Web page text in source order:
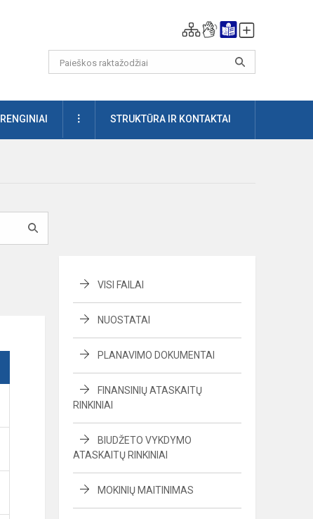
RENGINIAI DAUGIAUSTRUKTŪRA IR KONTAKTAI
VISI FAILAI
NUOSTATAI
PLANAVIMO DOKUMENTAI
FINANSINIŲ ATASKAITŲ
RINKINIAI
BIUDŽETO VYKDYMO
ATASKAITŲ RINKINIAI
MOKINIŲ MAITINIMAS